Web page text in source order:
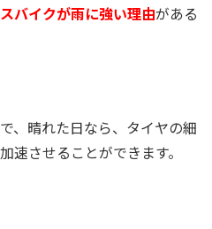
バイクが雨に強い理由がある
、晴れた日なら、タイヤの細
速させることができます。